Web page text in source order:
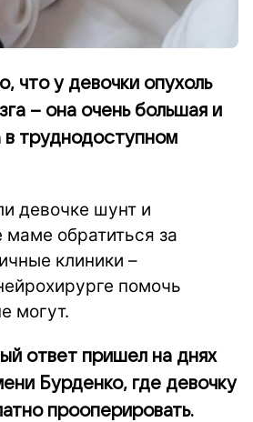
что у девочки опухоль
– она очень большая и
труднодоступном
девочке шунт и
маме обратиться за
клиники –
помочь
могут.
ответ пришел на днях
Бурденко, где девочку
прооперировать.